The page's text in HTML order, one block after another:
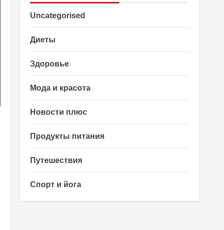
Uncategorised
Диеты
Здоровье
Мода и красота
Новости плюс
Продукты питания
Путешествия
Спорт и йога